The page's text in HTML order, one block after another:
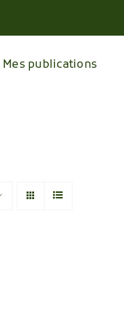
Mes publications